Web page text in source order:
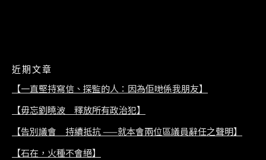
近期文章
【一直堅持寫信、探監的人：因為佢哋係我朋友】
【毋忘劉曉波 釋放所有政治犯】
【告別議會 持續抵抗 ——就本會兩位區議員辭任之聲明】
【石在，火種不會絕】